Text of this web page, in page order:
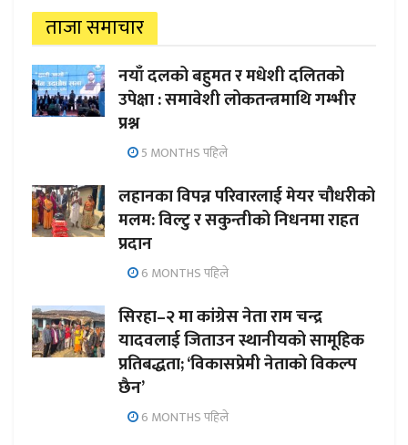
ताजा समाचार
नयाँ दलको बहुमत र मधेशी दलितको
उपेक्षा : समावेशी लोकतन्त्रमाथि गम्भीर
प्रश्न
5 MONTHS पहिले
लहानका विपन्न परिवारलाई मेयर चौधरीको
मलम: विल्टु र सकुन्तीको निधनमा राहत
प्रदान
6 MONTHS पहिले
सिरहा–२ मा कांग्रेस नेता राम चन्द्र
यादवलाई जिताउन स्थानीयको सामूहिक
प्रतिबद्धता; ‘विकासप्रेमी नेताको विकल्प
छैन’
6 MONTHS पहिले